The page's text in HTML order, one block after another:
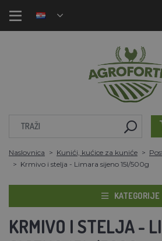
Naslovnica Kunići, kućice za kuniće
Krmivo i stelja - Limara sijeno 15l/500g
KATEGORIJE
KRMIVO I STELJA -